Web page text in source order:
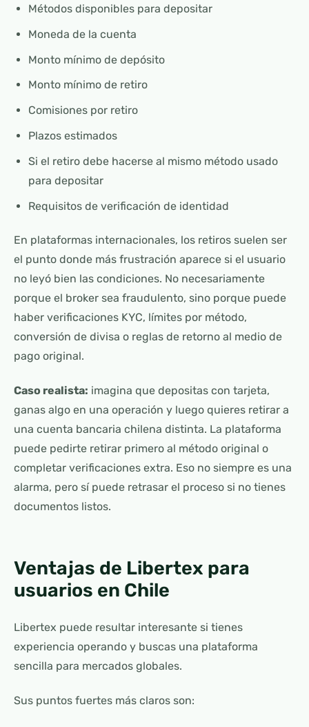
Métodos disponibles para depositar
Moneda de la cuenta
Monto mínimo de depósito
Monto mínimo de retiro
Comisiones por retiro
Plazos estimados
Si el retiro debe hacerse al mismo método usado
para depositar
Requisitos de verificación de identidad
En plataformas internacionales, los retiros suelen ser
el punto donde más frustración aparece si el usuario
no leyó bien las condiciones. No necesariamente
porque el broker sea fraudulento, sino porque puede
haber verificaciones KYC, límites por método,
conversión de divisa o reglas de retorno al medio de
pago original.
Caso realista: imagina que depositas con tarjeta,
ganas algo en una operación y luego quieres retirar a
una cuenta bancaria chilena distinta. La plataforma
puede pedirte retirar primero al método original o
completar verificaciones extra. Eso no siempre es una
alarma, pero sí puede retrasar el proceso si no tienes
documentos listos.
Ventajas de Libertex para
usuarios en Chile
Libertex puede resultar interesante si tienes
experiencia operando y buscas una plataforma
sencilla para mercados globales.
Sus puntos fuertes más claros son: